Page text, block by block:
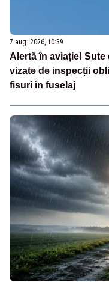
7 aug. 2026, 10:39
Alertă în aviație! Sute
vizate de inspecții
fisuri în fuselaj